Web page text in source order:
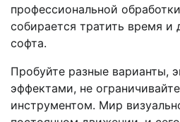
профессиональной
собирается тратить время и
софта.
Пробуйте разные варианты,
эффектами, не
инструментом. Мир